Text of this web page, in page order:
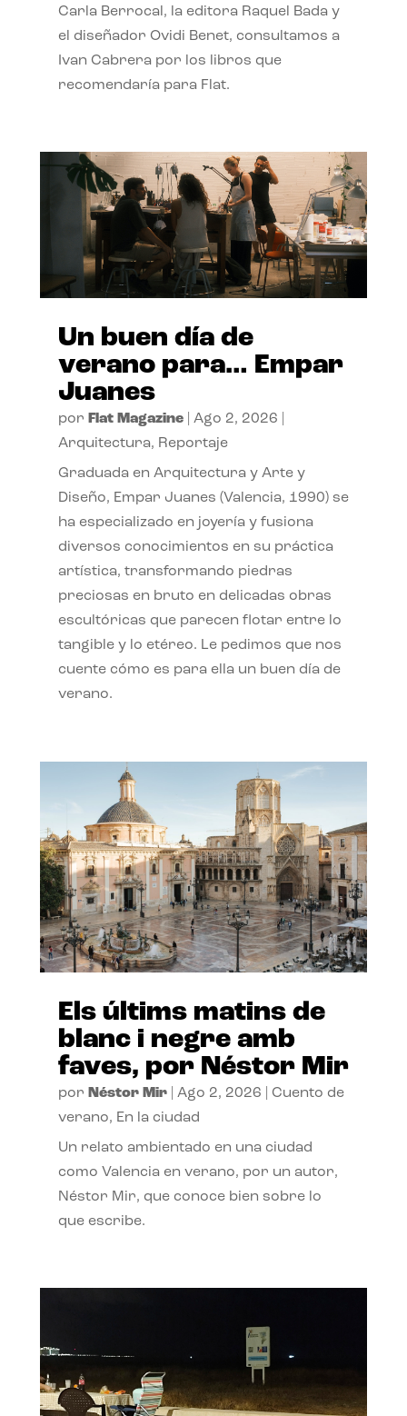
Carla Berrocal, la editora Raquel Bada y
el diseñador Ovidi Benet, consultamos a
Ivan Cabrera por los libros que
recomendaría para Flat.
Un buen día de
verano para… Empar
Juanes
por Flat Magazine| Ago 2, 2026
Arquitectura, Reportaje
Graduada en Arquitectura y Arte y
Diseño, Empar Juanes (Valencia, 1990) se
ha especializado en joyería y fusiona
diversos conocimientos en su práctica
artística, transformando piedras
preciosas en bruto en delicadas obras
escultóricas que parecen flotar entre lo
tangible y lo etéreo. Le pedimos que nos
cuente cómo es para ella un buen día de
verano.
Els últims matins de
blanc i negre amb
faves, por Néstor Mir
por Néstor Mir| Ago 2, 2026
Cuento de
verano, En la ciudad
Un relato ambientado en una ciudad
como Valencia en verano, por un autor,
Néstor Mir, que conoce bien sobre lo
que escribe.